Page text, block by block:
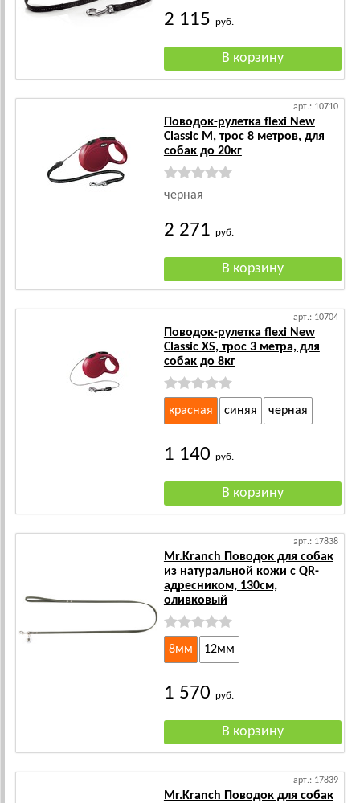
2 115 руб.
арт.: 10710
Поводок-рулетка flexi New
Classic M, трос 8 метров, для
собак до 20кг
черная
2 271 руб.
арт.: 10704
Поводок-рулетка flexi New
Classic XS, трос 3 метра, для
собак до 8кг
красная синяя черная
1 140 руб.
арт.: 17838
Mr.Kranch Поводок для собак
из натуральной кожи с QR-
адресником, 130см,
оливковый
8мм 12мм
1 570 руб.
арт.: 17839
Mr.Kranch Поводок для собак